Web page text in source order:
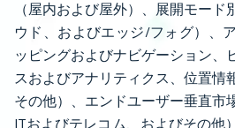
（屋内および屋外）、展開モード
ウド、およびエッジ/フォグ）、
ッピングおよびナビゲーション、
スおよびアナリティクス、位置情
その他）、エンドユーザー垂直市
ITおよびテレコム、およびその他